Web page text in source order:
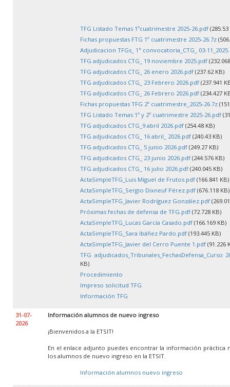
TFG Listado Temas 1ºcuatrimestre 2025-26.pdf (285.53
Fichas propuestas FTG 1º cuatrimestre 2025-26.7z
Adjudicacion TFGs_ 1ª convocatoria_CTG_ 03-
TFG adjudicados CTG_ 19 noviembre 2025.pdf
TFG adjudicados CTG_ 26 enero 2026.pdf (237.62 KB)
TFG adjudicados CTG_ 23 Febrero 2026.pdf (237.941
TFG adjudicados CTG_ 26 Febrero 2026.pdf (234.427
Fichas propuestas TFG 2º cuatrimestre_2025-26.7z
TFG Listado Temas 1º y 2º cuatrimestre 2025-26.pdf
TFG adjudicados CTG_9 abril 2026.pdf (254.48 KB)
TFG adjudicados CTG_ 16 abril_ 2026.pdf (240.43 KB)
TFG adjudicados CTG_ 5 junio 2026.pdf (249.27 KB)
TFG adjudicados CTG_ 23 junio 2026.pdf (244.576 KB)
TFG adjudicados CTG_ 16 julio 2026.pdf (240.045 KB)
ActaSimpleTFG_Luis Miguel de Frutos.pdf (166.841 KB)
ActaSimpleTFG_Sergio Dixneuf Pérez.pdf (676.118 KB)
ActaSimpleTFG_Javier Rodríguez González.pdf
Próximas fechas de defensa de TFG.pdf (72.728 KB)
ActaSimpleTFG_Lucas García Casado.pdf (166.169 KB)
ActaSimpleTFG_Sara Ibáñez Pardo.pdf (193.445 KB)
ActaSimpleTFG_Javier del Cerro Puente 1.pdf (91.226
TFG adjudicados_Tribunales_FechasDefensa_Curso
KB)
Procedimiento
Impreso solicitud TFG
Información TFG
31-07-
2026
Información alumnos de nuevo ingreso
¡Bienvenidos a la ETSIT!
En el enlace adjunto puedes encontrar la información práctica
los alumnos de nuevo ingreso en la ETSIT.
Información alumnos nuevo ingreso